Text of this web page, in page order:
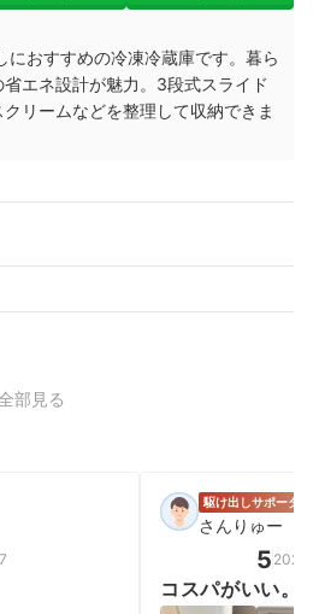
おすすめの冷凍冷蔵庫です。暮ら
エネ設計が魅力。3段式スライド
クリームなどを整理して収納できま
部見る
駆け出しサポーター
さんりゅー
5
コスパがいい。